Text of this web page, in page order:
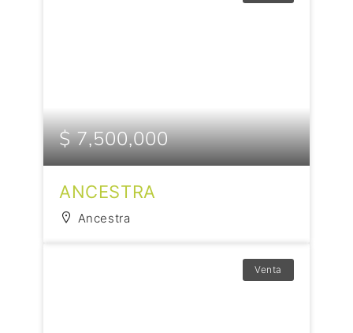
$ 7,500,000
ANCESTRA
Ancestra
Venta